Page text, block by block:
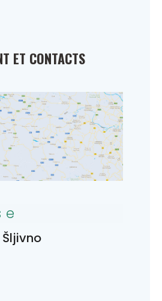
ET CONTACTS